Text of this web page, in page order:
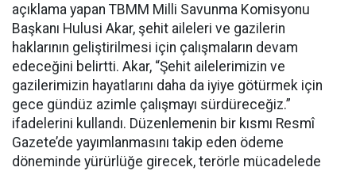
açıklama yapan TBMM Milli Savunma Komisyonu
Başkanı Hulusi Akar, şehit aileleri ve gazilerin
haklarının geliştirilmesi için çalışmaların devam
edeceğini belirtti. Akar, “Şehit ailelerimizin ve
gazilerimizin hayatlarını daha da iyiye götürmek için
gece gündüz azimle çalışmayı sürdüreceğiz.”
ifadelerini kullandı. Düzenlemenin bir kısmı Resmî
Gazete’de yayımlanmasını takip eden ödeme
döneminde yürürlüğe girecek, terörle mücadelede